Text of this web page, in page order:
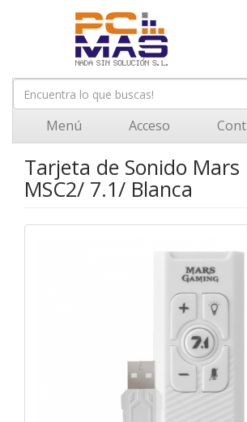
Menú Acceso
Tarjeta de Sonido
MSC2/ 7.1/ Blanca